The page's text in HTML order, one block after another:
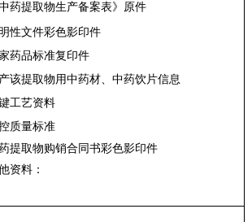
药提取物生产备案表》原件
性文件彩色影印件
药品标准复印件
该提取物用中药材、中药饮片信息
工艺资料
质量标准
提取物购销合同书彩色影印件
资料：